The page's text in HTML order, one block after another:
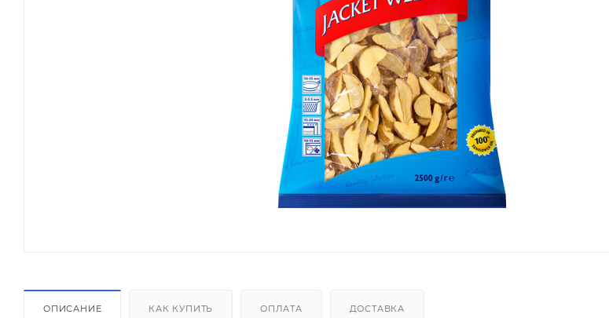
ОПИСАНИЕ КАК КУПИТЬ ОПЛАТА ДОСТАВКА